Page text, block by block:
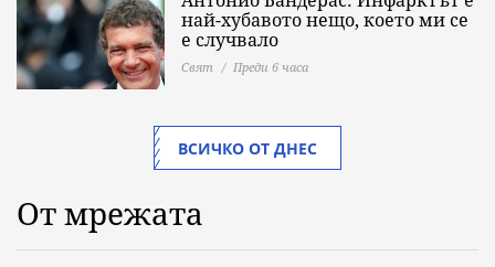
най-хубавото нещо, което ми се
е случвало
Свят Преди 6 часа
ВСИЧКО ОТ ДНЕС
От мрежата